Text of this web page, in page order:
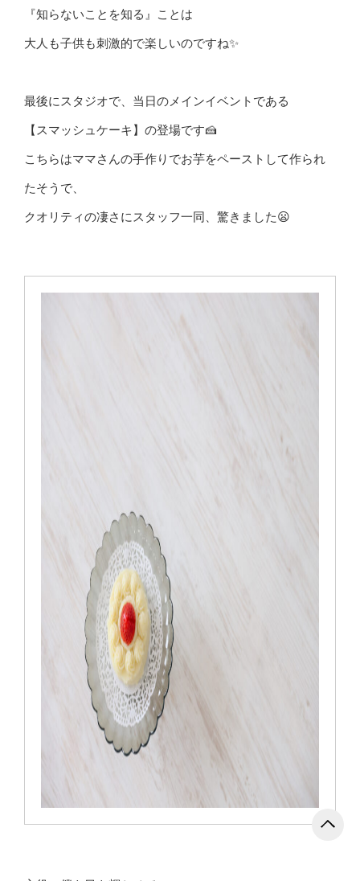
『知らないことを知る』ことは
大人も子供も刺激的で楽しいのですね✨
最後にスタジオで、当日のメインイベントである
【スマッシュケーキ】の登場です🍰
こちらはママさんの手作りでお芋をペーストして作られ
たそうで、
クオリティの凄さにスタッフ一同、驚きました😦